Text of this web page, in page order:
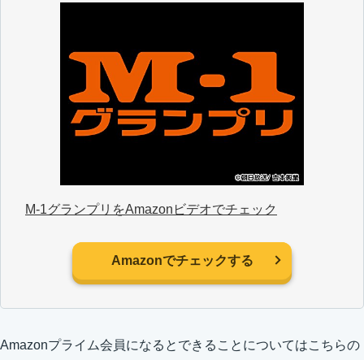
M-1グランプリをAmazonビデオでチェック
Amazonでチェックする
Amazonプライム会員になるとできることについてはこちらの